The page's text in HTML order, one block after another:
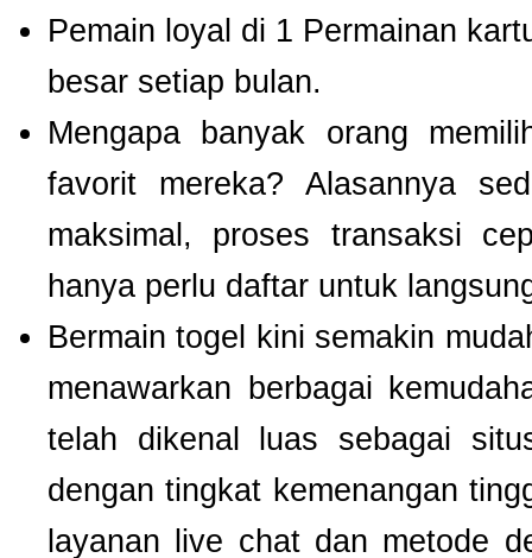
Pemain loyal di 1 Permainan
besar setiap bulan.
Mengapa banyak orang
favorit mereka? Alasannya
maksimal, proses transaksi
hanya perlu daftar untuk
Bermain togel kini semakin
menawarkan berbagai
telah dikenal luas sebagai
dengan tingkat kemenangan
layanan live chat dan metode